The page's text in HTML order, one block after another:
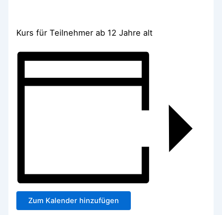
Kurs für Teilnehmer ab 12 Jahre alt
Zum Kalender hinzufügen